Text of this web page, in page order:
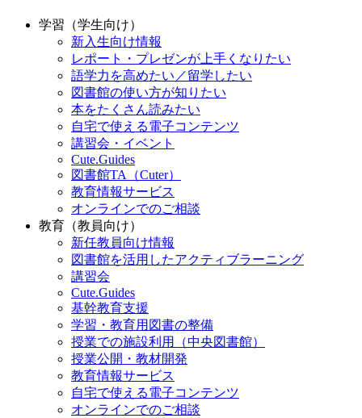
学習（学生向け）
新入生向け情報
レポート・プレゼンが上手くなりたい
語学力を高めたい／留学したい
図書館の使い方が知りたい
本をたくさん読みたい
自宅で使える電子コンテンツ
講習会・イベント
Cute.Guides
図書館TA（Cuter）
教育情報サービス
オンラインでのご相談
教育（教員向け）
新任教員向け情報
図書館を活用したアクティブラーニング
講習会
Cute.Guides
基幹教育支援
学習・教育用図書の整備
授業での施設利用（中央図書館）
授業公開・教材開発
教育情報サービス
自宅で使える電子コンテンツ
オンラインでのご相談